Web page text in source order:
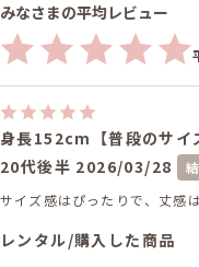
みなさまの平均レビュー
身長152cm【普段のサイ
20代後半 2026/03/28
サイズ感はぴったりで、丈感
レンタル/購入した商品